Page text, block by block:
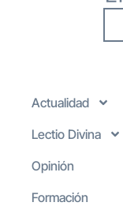
Actualidad
Lectio Divina
Opinión
Formación